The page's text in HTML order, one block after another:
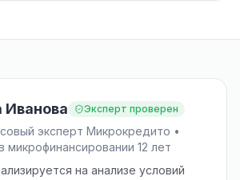
Иванова Эксперт проверен
эксперт Микрокредито •
микрофинансировании 12 лет
на анализе условий